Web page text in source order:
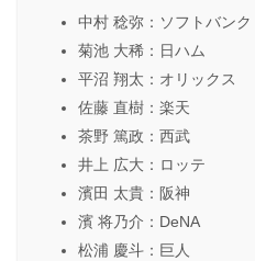
中村 稔弥：ソフトバンク
菊池 大稀：日ハム
平沼 翔太：オリックス
佐藤 直樹：楽天
茶野 篤政：西武
井上 広大：ロッテ
濱田 太貴：阪神
濱 将乃介：DeNA
松浦 慶斗：巨人